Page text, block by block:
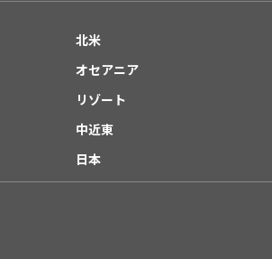
北米
オセアニア
リゾート
中近東
日本